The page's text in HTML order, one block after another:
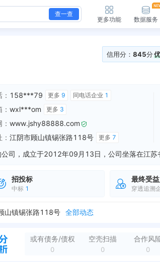
查一查
更多功能 数据服务
信用分： 845分
158***79 更多 9 同电话企业 1
wxl***om 更多 3
www.jshy88888.com
江阴市顾山镇锡张路118号 更多 7
招投标
中标 1
最终受
穿透追溯
山镇锡张路118号 全部动态
全部动态
新增行政许可，许可机关：江阴市市场监督管理局 许可内容：设备类别:电动葫芦门式起重机，产品名称:电动葫芦门式起重机，设备型号:MHXh10-8.4 A3，...
全部动态
或有债务/债权
0
空壳扫描
0
合作风
0